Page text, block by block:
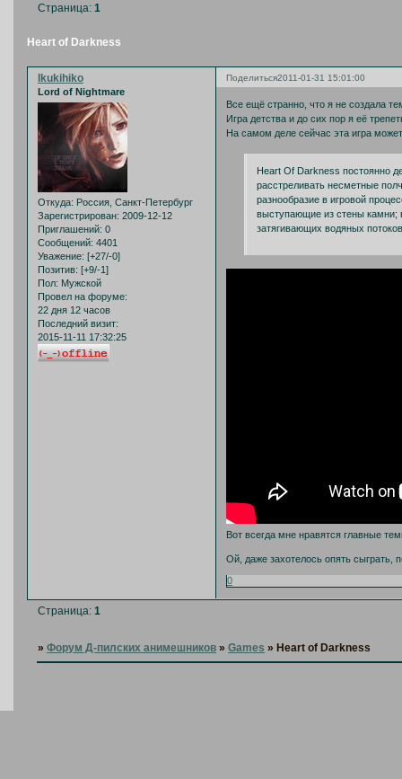
Heart of Darkness
Страница:1
Поделиться2011-01-31 15:01:00
Ikukihiko
Lord of Nightmare
Откуда: Россия, Санкт-Петербург
Зарегистрирован: 2009-12-12
Приглашений: 0
Сообщений: 4401
Уважение: [+27/-0]
Позитив: [+9/-1]
Пол: Мужской
Провел на форуме:
22 дня 12 часов
Последний визит:
2015-11-11 17:32:25
Все ещё странно, что я не создала
Игра детства и до сих пор я её
На самом деле сейчас эта игра
Heart Of Darkness постоянно
расстреливать несметные
разнообразие в игровой
выступающие из стены камни;
затягивающих водяных
Вот всегда мне нравятся главные
Ой, даже захотелось опять сыграть,
0
Страница:1
»Форум Д-пилских анимешников »Games »Heart of Darkness